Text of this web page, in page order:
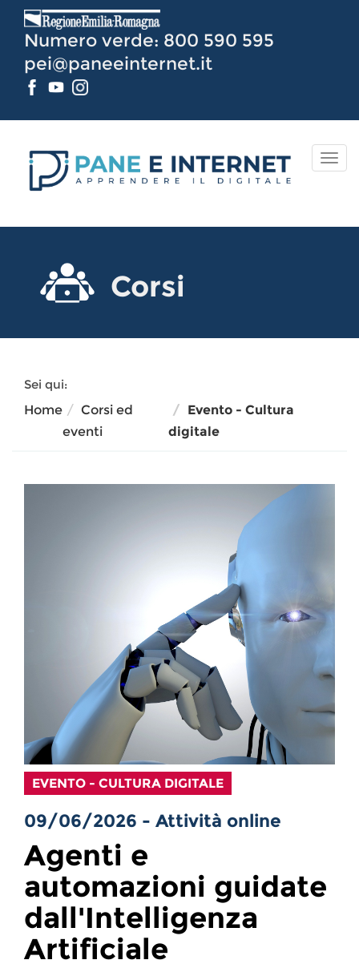
Contenuto
Numero verde: 800 590 595
pei@paneeinternet.it
Corsi
Sei qui:
Home
Corsi ed
eventi
Evento - Cultura
digitale
EVENTO - CULTURA DIGITALE
09/06/2026 - Attività online
Agenti e
automazioni guidate
dall'Intelligenza
Artificiale